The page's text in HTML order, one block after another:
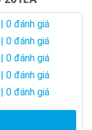
| 0 đánh giá
| 0 đánh giá
| 0 đánh giá
| 0 đánh giá
| 0 đánh giá